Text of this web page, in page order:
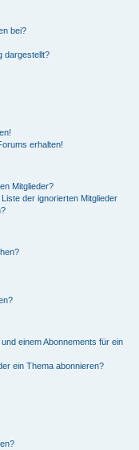
bei?
dargestellt?
erhalten!
Mitglieder?
der ignorierten Mitglieder
einem Abonnements für ein
ein Thema abonnieren?